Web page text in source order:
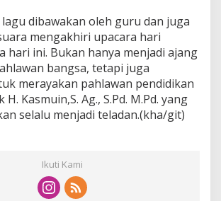
dibawakan oleh guru dan juga
mengakhiri upacara hari
hari ini. Bukan hanya menjadi ajang
bangsa, tetapi juga
merayakan pahlawan pendidikan
Kasmuin,S. Ag., S.Pd. M.Pd. yang
selalu menjadi teladan.(kha/git)
Ikuti Kami